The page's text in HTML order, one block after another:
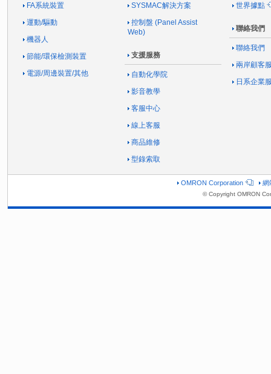
FA系統裝置
運動/驅動
機器人
節能/環保檢測裝置
電源/周邊裝置/其他
SYSMAC解決方案
控制盤 (Panel Assist
Web)
支援服務
自動化學院
影音教學
客服中心
線上客服
商品維修
型錄索取
世界據點
聯絡我們
聯絡我們
兩岸顧客
日系企業
OMRON Corporation 網
© Copyright OMRON